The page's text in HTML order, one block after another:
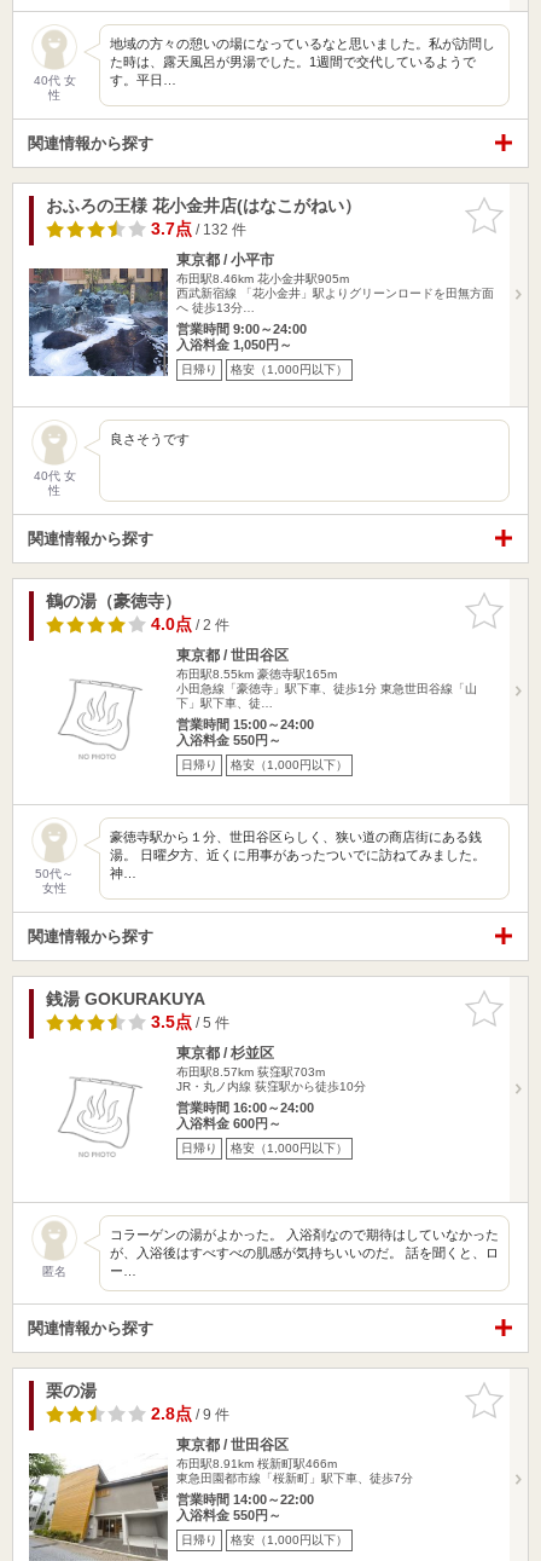
40代 女
性
地域の方々の憩いの場になっているなと思いました。私が訪問し
た時は、露天風呂が男湯でした。1週間で交代しているようで
す。平日…
関連情報から探す
お気に入
りに追加
おふろの王様 花小金井店(はなこがねい）
3.7点/ 132 件
東京都 / 小平市
布田駅8.46km 花小金井駅905m
西武新宿線 「花小金井」駅よりグリーンロードを田無方面
へ 徒歩13分…
営業時間 9:00～24:00
入浴料金 1,050円～
日帰り 格安（1,000円以下）
40代 女
性
良さそうです
関連情報から探す
お気に入
りに追加
鶴の湯（豪徳寺）
4.0点/ 2 件
東京都 / 世田谷区
布田駅8.55km 豪徳寺駅165m
小田急線「豪徳寺」駅下車、徒歩1分 東急世田谷線「山
下」駅下車、徒…
営業時間 15:00～24:00
入浴料金 550円～
日帰り 格安（1,000円以下）
50代～
女性
豪徳寺駅から１分、世田谷区らしく、狭い道の商店街にある銭
湯。 日曜夕方、近くに用事があったついでに訪ねてみました。
神…
関連情報から探す
お気に入
りに追加
銭湯 GOKURAKUYA
3.5点/ 5 件
東京都 / 杉並区
布田駅8.57km 荻窪駅703m
JR・丸ノ内線 荻窪駅から徒歩10分
営業時間 16:00～24:00
入浴料金 600円～
日帰り 格安（1,000円以下）
匿名
コラーゲンの湯がよかった。 入浴剤なので期待はしていなかった
が、入浴後はすべすべの肌感が気持ちいいのだ。 話を聞くと、ロ
ー…
関連情報から探す
お気に入
りに追加
栗の湯
2.8点/ 9 件
東京都 / 世田谷区
布田駅8.91km 桜新町駅466m
東急田園都市線「桜新町」駅下車、徒歩7分
営業時間 14:00～22:00
入浴料金 550円～
日帰り 格安（1,000円以下）